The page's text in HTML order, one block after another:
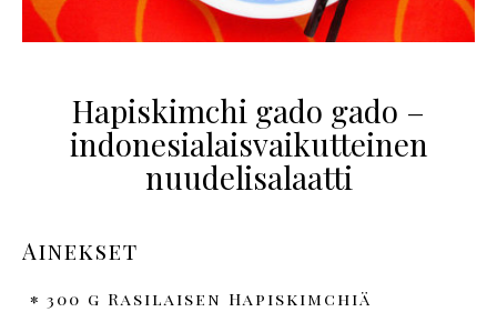
Hapiskimchi gado gado –
indonesialaisvaikutteinen
nuudelisalaatti
Ainekset
300 g Rasilaisen Hapiskimchiä